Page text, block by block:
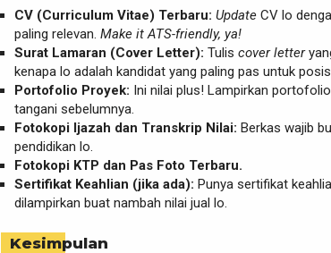
CV (Curriculum Vitae) Terbaru: Update CV lo
paling relevan. Make it ATS-friendly, ya!
Surat Lamaran (Cover Letter): Tulis cover letter
kenapa lo adalah kandidat yang paling pas untuk
Portofolio Proyek: Ini nilai plus! Lampirkan
tangani sebelumnya.
Fotokopi Ijazah dan Transkrip Nilai: Berkas wajib
pendidikan lo.
Fotokopi KTP dan Pas Foto Terbaru.
Sertifikat Keahlian (jika ada): Punya sertifikat
dilampirkan buat nambah nilai jual lo.
Kesimpulan